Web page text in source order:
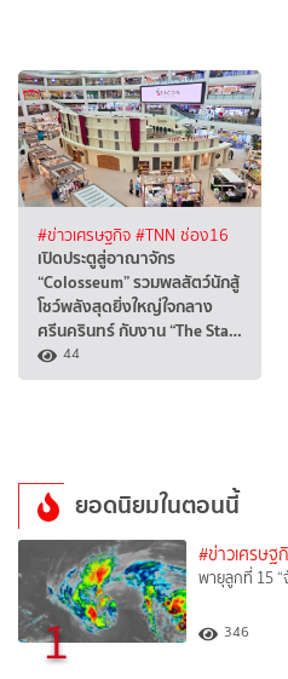
#ข่าวเศรษฐกิจ #TNN ช่อง16
เปิดประตูสู่อาณาจักร
“Colosseum” รวมพลสัตว์นักสู้
โชว์พลังสุดยิ่งใหญ่ใจกลาง
ศรีนครินทร์ กับงาน “The Sta…
44
ยอดนิยมในตอนนี้
1
#ข่าวเศรษฐ
พายุลูกที่ 15
346